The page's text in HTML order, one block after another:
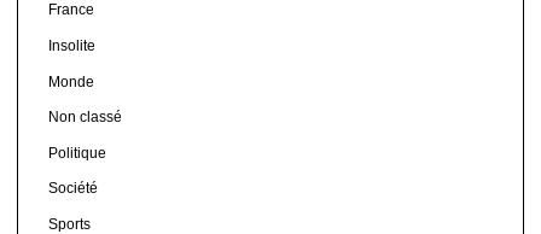
France
Insolite
Monde
Non classé
Politique
Société
Sports